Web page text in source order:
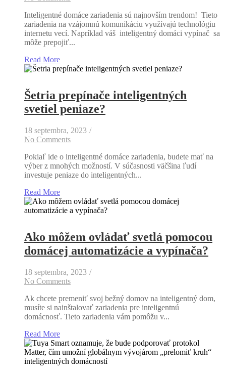
Inteligentné domáce zariadenia sú najnovším trendom! Tieto
zariadenia na vzájomnú komunikáciu využívajú technológiu
internetu vecí. Napríklad váš inteligentný domáci vypínač sa
môže prepojiť...
Read More
Šetria prepínače inteligentných
svetiel peniaze?
18 septembra, 2023 /
No Comments
Pokiaľ ide o inteligentné domáce zariadenia, budete mať na
výber z mnohých možností. V súčasnosti väčšina ľudí
investuje peniaze do inteligentných...
Read More
Ako môžem ovládať svetlá pomocou
domácej automatizácie a vypínača?
18 septembra, 2023 /
No Comments
Ak chcete premeniť svoj bežný domov na inteligentný dom,
musíte si nainštalovať zariadenia pre inteligentnú
domácnosť. Tieto zariadenia vám pomôžu v...
Read More